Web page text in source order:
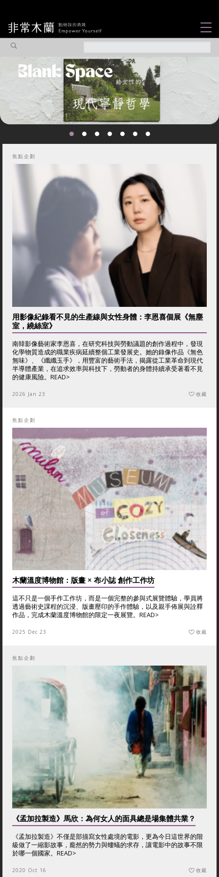
觀點專欄
焦點企劃
社會企業
認識我們
木蘭選片
焦點企劃
用影像紀錄看不見的生產線與女性身體：李恩喜個展《無塵
室，繞絲室》
南韓影像藝術家李恩喜，在研究科技與勞動議題的創作過程中，發現
化學物質造成的職業疾病延續整個工業發展史。她的錄像作品《無色
無味》、《纖纖玉手》，用豐富的藝術手法，揭露從工業革命到現代
半導體產業，在追求效率與科技下，勞動者的身體持續承受著看不見
的健康風險。 READ>
2026 Jan 23 收藏
焦點企劃
木蘭溫度博物館：版畫 × 布小誌 創作工作坊
這不只是一個手作工作坊，而是一個完整的參與式展覽體驗，學員將
透過藝術史課程的沉浸、版畫壓印的手作體驗，以及親手佈展與詮釋
作品，完成木蘭溫度博物館的限定一夜展覽。 READ>
2025 Dec 23 收藏
焦點企劃
《孟加拉製造》馬欣：為何女人的面具總是場集體共業？
《孟加拉製造》不僅是部描寫女性處境的電影，更為今日這世界的階
級做了一縮影故事，龐然的勢力與螻蟻的求存，讓電影中的故事不限
於哪一個國家。 READ>
2020 Oct 16 收藏